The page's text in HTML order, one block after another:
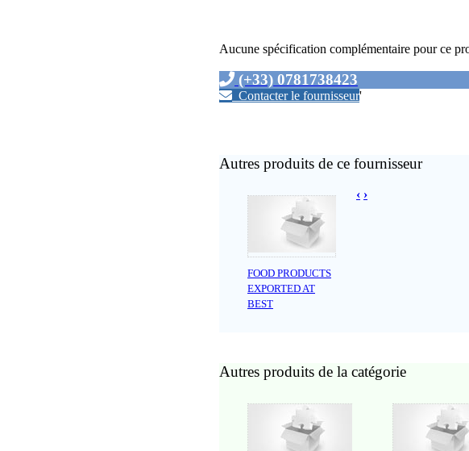
Aucune spécification complémentaire pour ce
(+33) 0781738423
Contacter le fournisseur'
Autres produits de ce fournisseur
FOOD PRODUCTS
EXPORTED AT
BEST
‹ ›
Autres produits de la catégorie